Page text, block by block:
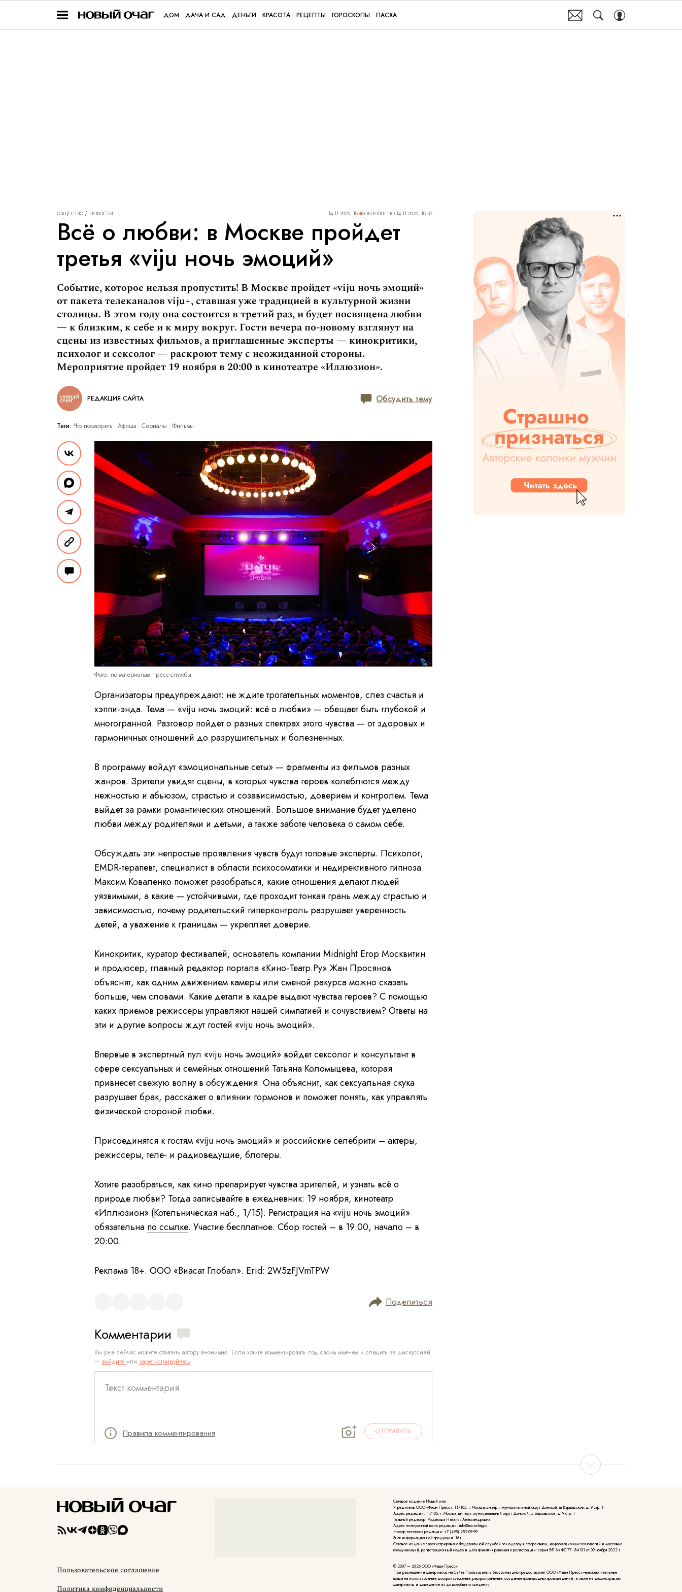
ДОМ ДАЧА И САД ДЕНЬГИ КРАСОТА РЕЦЕПТЫ ГОРОСКОПЫ ПАСХА
ОБЩЕСТВО НОВОСТИ 14.11.2025, 18:36ОБНОВЛЕНО 14.11.2025, 18:37
Всё о любви: в Москве пройдет
третья «viju ночь эмоций»
Событие, которое нельзя пропустить! В Москве пройдет «viju ночь эмоций»
от пакета телеканалов viju+, ставшая уже традицией в культурной жизни
столицы. В этом году она состоится в третий раз, и будет посвящена любви
— к близким, к себе и к миру вокруг. Гости вечера по-новому взглянут на
сцены из известных фильмов, а приглашенные эксперты — кинокритики,
психолог и сексолог — раскроют тему с неожиданной стороны.
Мероприятие пройдет 19 ноября в 20:00 в кинотеатре «Иллюзион».
РЕДАКЦИЯ САЙТА Обсудить тему
Теги: Что посмотреть Афиша Сериалы Фильмы
Фото: по материалам пресс-службы
Организаторы предупреждают: не ждите трогательных моментов, слез счастья и
хэппи-энда. Тема — «viju ночь эмоций: всё о любви» — обещает быть глубокой и
многогранной. Разговор пойдет о разных спектрах этого чувства — от здоровых и
гармоничных отношений до разрушительных и болезненных.
В программу войдут «эмоциональные сеты» — фрагменты из фильмов разных
жанров. Зрители увидят сцены, в которых чувства героев колеблются между
нежностью и абьюзом, страстью и созависимостью, доверием и контролем. Тема
выйдет за рамки романтических отношений. Большое внимание будет уделено
любви между родителями и детьми, а также заботе человека о самом себе.
Обсуждать эти непростые проявления чувств будут топовые эксперты. Психолог,
EMDR-терапевт, специалист в области психосоматики и недирективного гипноза
Максим Коваленко поможет разобраться, какие отношения делают людей
уязвимыми, а какие — устойчивыми, где проходит тонкая грань между страстью и
зависимостью, почему родительский гиперконтроль разрушает уверенность
детей, а уважение к границам — укрепляет доверие.
Кинокритик, куратор фестивалей, основатель компании Midnight Егор Москвитин
и продюсер, главный редактор портала «Кино-Театр.Ру» Жан Просянов
объяснят, как одним движением камеры или сменой ракурса можно сказать
больше, чем словами. Какие детали в кадре выдают чувства героев? С помощью
каких приемов режиссеры управляют нашей симпатией и сочувствием? Ответы на
эти и другие вопросы ждут гостей «viju ночь эмоций».
Впервые в экспертный пул «viju ночь эмоций» войдет сексолог и консультант в
сфере сексуальных и семейных отношений Татьяна Коломыцева, которая
привнесет свежую волну в обсуждения. Она объяснит, как сексуальная скука
разрушает брак, расскажет о влиянии гормонов и поможет понять, как управлять
физической стороной любви.
Присоединятся к гостям «viju ночь эмоций» и российские селебрити – актеры,
режиссеры, теле- и радиоведущие, блогеры.
Хотите разобраться, как кино препарирует чувства зрителей, и узнать всё о
природе любви? Тогда записывайте в ежедневник: 19 ноября, кинотеатр
«Иллюзион» (Котельническая наб., 1/15). Регистрация на «viju ночь эмоций»
обязательна по ссылке. Участие бесплатное. Сбор гостей – в 19:00, начало – в
20:00.
Реклама 18+. ООО «Виасат Глобал». Erid: 2W5zFJVmTPW
Поделиться
Комментарии
Вы уже сейчас можете ответить автору анонимно. Если хотите комментировать под своим именем и следить за дискуссией
— войдите или зарегистрируйтесь
Правила комментирования ОТПРАВИТЬ
Пользовательское соглашение
Политика конфиденциальности
Сетевое издание Новый очаг
Учредитель ООО «Фэшн Пресс»: 117105, г. Москва, вн.тер.г. муниципальный округ Донской, ш Варшавское, д. 9 стр. 1
Адрес редакции: 117105, г. Москва, вн.тер.г. муниципальный округ Донской, ш Варшавское, д. 9 стр. 1
Главный редактор: Родикова Наталья Александровна
Адрес электронной почты редакции: info@novochag.ru
Номер телефона редакции: +7 (495) 252-09-99
Знак информационной продукции: 16+
Cетевое издание зарегистрировано Федеральной службой по надзору в сфере связи, информационных технологий и массовых
коммуникаций, регистрационный номер и дата принятия решения о регистрации: серия ЭЛ № ФС 77 - 84131 от 09 ноября 2022 г.
© 2007 — 2026 ООО «Фэшн Пресс»
При размещении материалов на Сайте Пользователь безвозмездно предоставляет ООО «Фэшн Пресс» неисключительные
права на использование, воспроизведение, распространение, создание производных произведений, а также на демонстрацию
материалов и доведение их до всеобщего сведения.